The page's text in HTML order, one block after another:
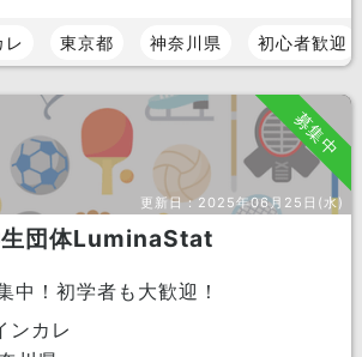
レ 東京都 神奈川県 初心者歓迎
募集中
更新日：2025年06月25日(水)
団体LuminaStat
中！初学者も大歓迎！
ンカレ